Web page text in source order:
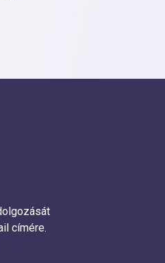
címére.